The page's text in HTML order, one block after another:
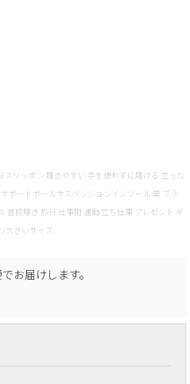
スリッポン 履きやすい 手を使わずに履ける 立った
ポートボールサスペンションインソール 黒 ブラ
普段履き 旅行 仕事用 通勤 立ち仕事 プレゼント ギ
大きいサイズ
でお届けします。